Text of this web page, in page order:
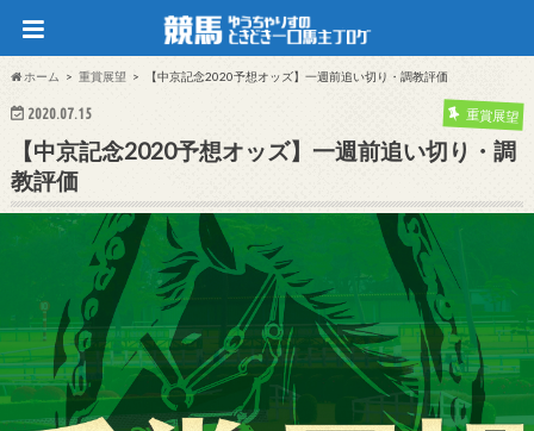
ホーム 重賞展望 【中京記念2020予想オッズ】一週前追い切り・調教評価
2020.07.15 重賞展望
【中京記念2020予想オッズ】一週前追い切り・調
教評価